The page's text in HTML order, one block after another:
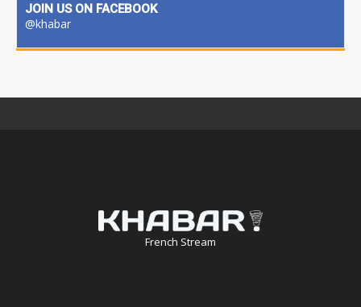
JOIN US ON FACEBOOK
@khabar
French Stream